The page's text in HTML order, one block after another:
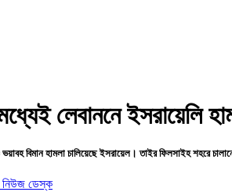
লেবাননে ইসরায়েলি
ভয়াবহ বিমান হামলা চালিয়েছে ইসরায়েল। তাইর ফিলসাইহ শহরে
নিউজ ডেস্ক